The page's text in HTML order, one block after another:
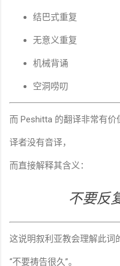
结巴式重复
无意义重复
机械背诵
空洞唠叨
而 Peshitta 的翻译非常有价
译者没有音译，
而直接解释其含义：
不要反
这说明叙利亚教会理解此词
“不要祷告很久”。